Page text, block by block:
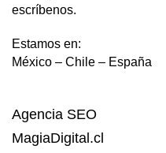
escríbenos.
Estamos en:
México – Chile – España
Agencia SEO
MagiaDigital.cl